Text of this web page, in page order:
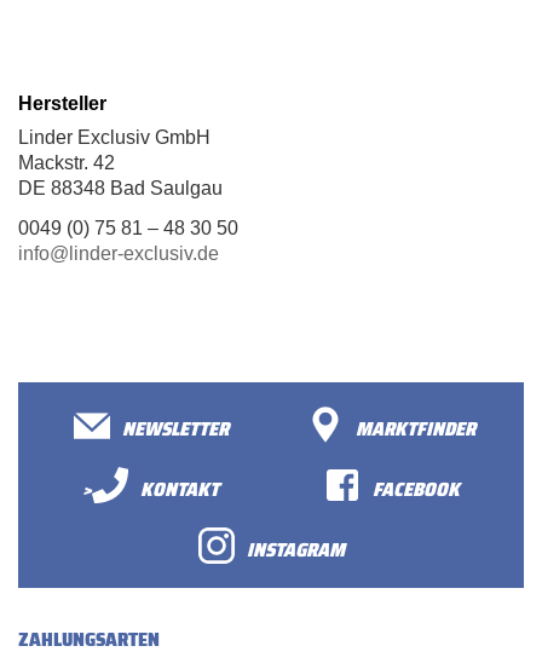
Hersteller
Linder Exclusiv GmbH
Mackstr. 42
DE 88348 Bad Saulgau
0049 (0) 75 81 – 48 30 50
info@linder-exclusiv.de
NEWSLETTER
MARKTFINDER
>
KONTAKT
FACEBOOK
INSTAGRAM
ZAHLUNGSARTEN